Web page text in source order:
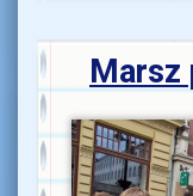
Marsz